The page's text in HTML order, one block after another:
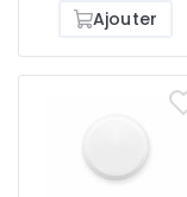
Ajouter